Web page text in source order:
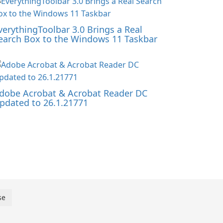
3.0 Brings a Real
Box to the Windows 11 Taskbar
Acrobat & Acrobat Reader DC
to 26.1.21771